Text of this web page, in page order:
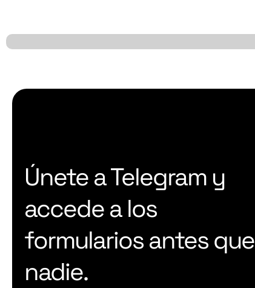
Únete a Telegram y
accede a los
formularios antes que
nadie.